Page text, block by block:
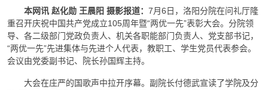
本网讯 赵化勋 王晨阳 摄影报道： 7月6日，洛阳分院在问礼厅隆
重召开庆祝中国共产党成立105周年暨“两优一先”表彰大会。分院领
导、各二级部门党政负责人、机关各职能部门负责人、党支部书记，
“两优一先”先进集体与先进个人代表，教职工、学生党员代表参会。
会议由党委副书记、院长孙国辉主持。
大会在庄严的国歌声中拉开序幕。副院长付德武宣读了学院及分